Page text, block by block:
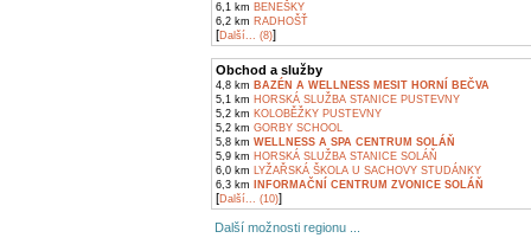
6,1 km BENEŠKY
6,2 km RADHOŠŤ
[Další... (8)]
Obchod a služby
4,8 km BAZÉN A WELLNESS MESIT HORNÍ BEČVA
5,1 km HORSKÁ SLUŽBA STANICE PUSTEVNY
5,2 km KOLOBĚŽKY PUSTEVNY
5,2 km GORBY SCHOOL
5,8 km WELLNESS A SPA CENTRUM SOLÁŇ
5,9 km HORSKÁ SLUŽBA STANICE SOLÁŇ
6,0 km LYŽAŘSKÁ ŠKOLA U SACHOVY STUDÁNKY
6,3 km
INFORMAČNÍ CENTRUM ZVONICE SOLÁŇ
[Další... (10)]
Další možnosti regionu ...